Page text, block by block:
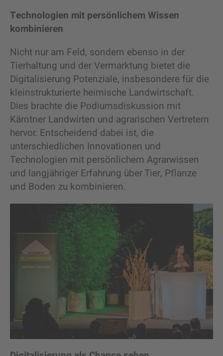
Technologien mit persönlichem Wissen
kombinieren
Nicht nur am Feld, sondern ebenso in der
Tierhaltung und der Vermarktung bietet die
Digitalisierung Potenziale, insbesondere für die
kleinstrukturierte heimische Landwirtschaft.
Dies brachte die Podiumsdiskussion mit
Kärntner Landwirten und agrarischen Vertretern
hervor. Entscheidend dabei ist, die
unterschiedlichen Innovationen und
Technologien mit persönlichem Agrarwissen
und langjähriger Erfahrung über Tier, Pflanze
und Boden zu kombinieren.